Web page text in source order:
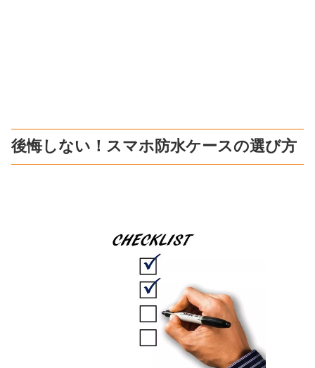
後悔しない！スマホ防水ケースの選び方